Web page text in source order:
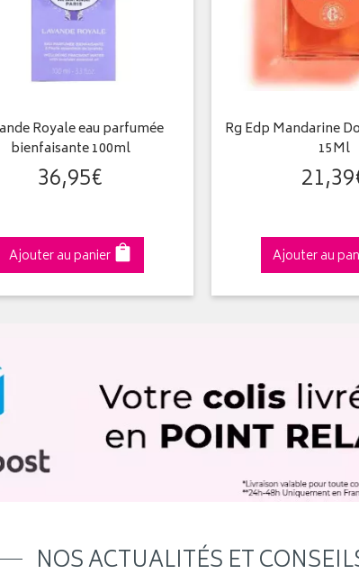
Royale eau parfumée
bienfaisante 100ml
36,95€
Ajouter au panier
Rg Edp Mandarine
15Ml
21,39
Ajouter au
NOS ACTUALITÉS ET